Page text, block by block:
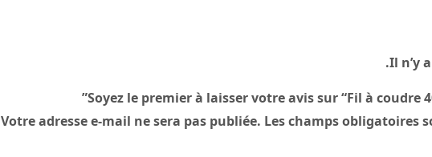
Il n’y
Soyez le premier à laisser votre avis sur “Fil à coudre
Votre adresse e-mail ne sera pas publiée. Les champs obligatoires